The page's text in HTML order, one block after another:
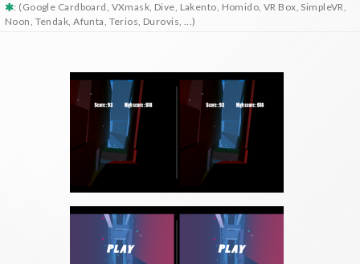
: (Google Cardboard, VXmask, Dive, Lakento, Homido, VR Box, SimpleVR,
Noon, Tendak, Afunta, Terios, Durovis, ...)